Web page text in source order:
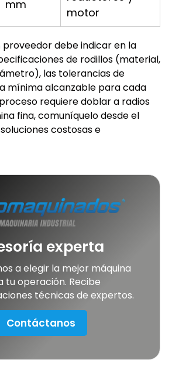
mm
motor
proveedor debe indicar en la
de rodillos (material,
las tolerancias de
mínima alcanzable para cada
requiere doblar a radios
fina, comuníquelo desde el
costosas e
experta
a elegir la mejor máquina
tu operación. Recibe
técnicas de expertos.
Contáctanos